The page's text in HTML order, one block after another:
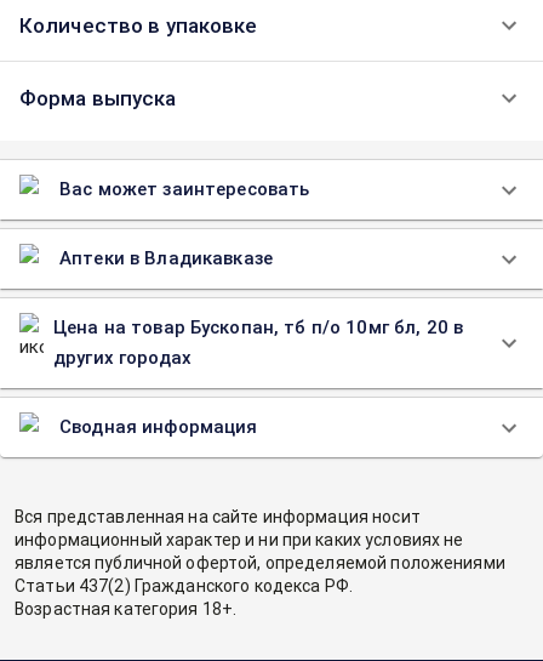
Количество в упаковке
Форма выпуска
Вас может заинтересовать
Аптеки в Владикавказе
Цена на товар Бускопан, тб п/о 10мг бл, 20 в
других городах
Сводная информация
Вся представленная на сайте информация носит
информационный характер и ни при каких условиях не
является публичной офертой, определяемой положениями
Статьи 437(2) Гражданского кодекса РФ.
Возрастная категория 18+.